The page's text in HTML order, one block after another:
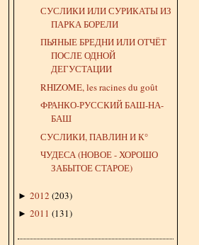
СУСЛИКИ ИЛИ СУРИКАТЫ ИЗ
ПАРКА БОРЕЛИ
ПЬЯНЫЕ БРЕДНИ ИЛИ ОТЧЁТ
ПОСЛЕ ОДНОЙ
ДЕГУСТАЦИИ
RHIZOME, les racines du goût
ФРАНКО-РУССКИЙ БАШ-НА-
БАШ
СУСЛИКИ, ПАВЛИН И К°
ЧУДЕСА (НОВОЕ - ХОРОШО
ЗАБЫТОЕ СТАРОЕ)
► 2012 (203)
► 2011 (131)